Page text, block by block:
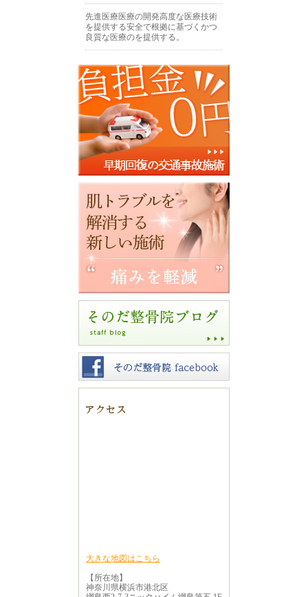
先進医療医療の開発高度な医療技術
を提供する安全で根拠に基づくかつ
良質な医療のを提供する。
大きな地図はこちら
【所在地】
神奈川県横浜市港北区